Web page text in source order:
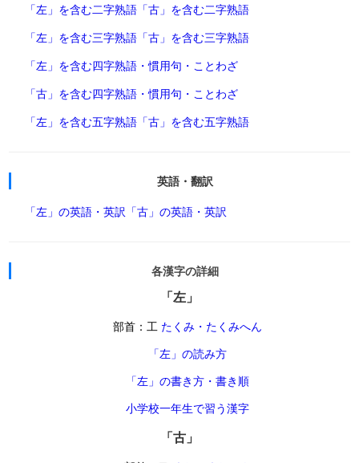
「左」を含む二字熟語 「古」を含む二字熟語
「左」を含む三字熟語 「古」を含む三字熟語
「左」を含む四字熟語・慣用句・ことわざ
「古」を含む四字熟語・慣用句・ことわざ
「左」を含む五字熟語 「古」を含む五字熟語
英語・翻訳
「左」の英語・英訳 「古」の英語・英訳
各漢字の詳細
「左」
部首：工 たくみ・たくみへん
「左」の読み方
「左」の書き方・書き順
小学校一年生で習う漢字
「古」